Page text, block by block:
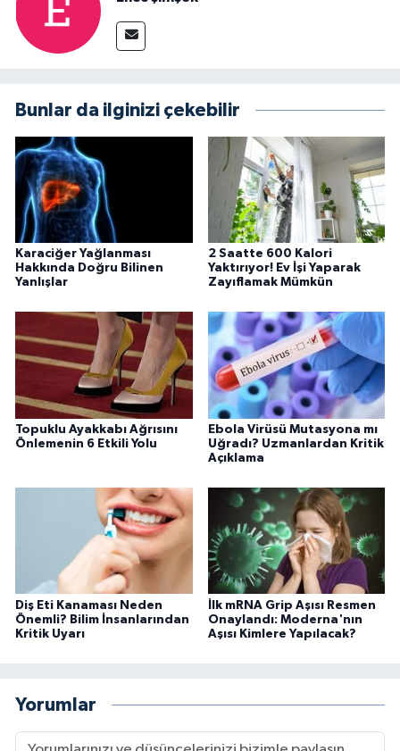
Bunlar da ilginizi çekebilir
Karaciğer Yağlanması
Hakkında Doğru Bilinen
Yanlışlar
2 Saatte 600 Kalori
Yaktırıyor! Ev İşi Yaparak
Zayıflamak Mümkün
Topuklu Ayakkabı Ağrısını
Önlemenin 6 Etkili Yolu
Ebola Virüsü Mutasyona mı
Uğradı? Uzmanlardan Kritik
Açıklama
Diş Eti Kanaması Neden
Önemli? Bilim İnsanlarından
Kritik Uyarı
İlk mRNA Grip Aşısı Resmen
Onaylandı: Moderna'nın
Aşısı Kimlere Yapılacak?
Yorumlar